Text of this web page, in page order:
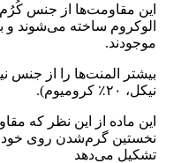
این مقاومت‌ها از جنس کُرُم
الوکروم ساخته می‌شوند و
موجودند.
نیکل، ۲۰٪ کرومیوم).
این ماده از این نظر که
نخستین گرم‌شدن روی
تشکیل می‌دهد